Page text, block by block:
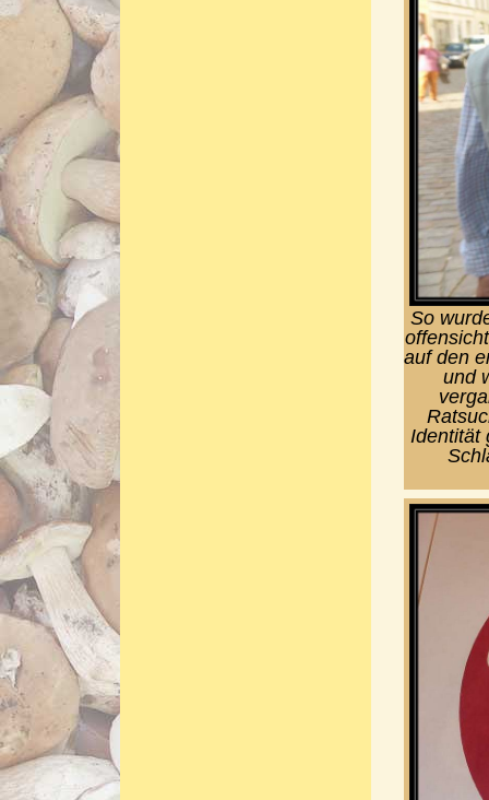
So
auf den
und
Identität